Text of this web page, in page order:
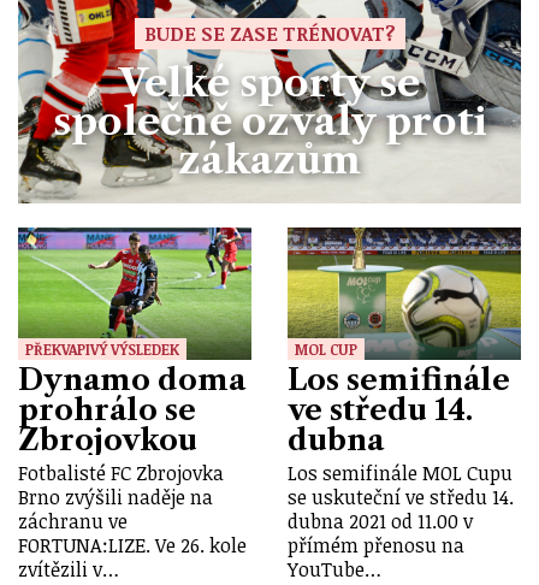
BUDE SE ZASE TRÉNOVAT?
Velké sporty se
společně ozvaly proti
zákazům
PŘEKVAPIVÝ VÝSLEDEK
Dynamo doma
prohrálo se
Zbrojovkou
Fotbalisté FC Zbrojovka
Brno zvýšili naděje na
záchranu ve
FORTUNA:LIZE. Ve 26. kole
zvítězili v…
MOL CUP
Los semifinále
ve středu 14.
dubna
Los semifinále MOL Cupu
se uskuteční ve středu 14.
dubna 2021 od 11.00 v
přímém přenosu na
YouTube…